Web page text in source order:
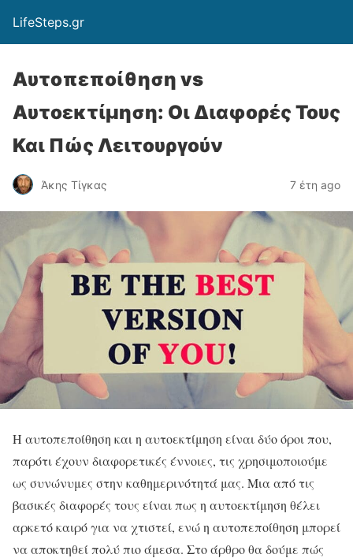
LifeSteps.gr
Αυτοπεποίθηση vs
Αυτοεκτίμηση: Οι Διαφορές Τους
Και Πώς Λειτουργούν
Άκης Τίγκας 7 έτη ago
Η αυτοπεποίθηση και η αυτοεκτίμηση είναι δύο όροι που,
παρότι έχουν διαφορετικές έννοιες, τις χρησιμοποιούμε
ως συνώνυμες στην καθημερινότητά μας. Μια από τις
βασικές διαφορές τους είναι πως η αυτοεκτίμηση θέλει
αρκετό καιρό για να χτιστεί, ενώ η αυτοπεποίθηση μπορεί
να αποκτηθεί πολύ πιο άμεσα. Στο άρθρο θα δούμε πώς